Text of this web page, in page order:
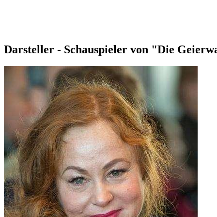
Darsteller - Schauspieler von "Die